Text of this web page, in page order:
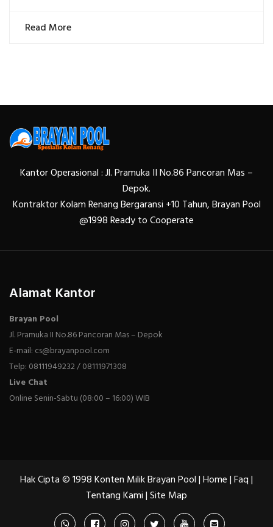
Read More
Kantor Operasional : Jl. Pramuka II No.86 Pancoran Mas –
Depok.
Kontraktor Kolam Renang Bergaransi +10 Tahun, Brayan Pool
@1998 Ready to Cooperate
Alamat Kantor
Brayan Pool
Jl. Pramuka II No.86 Pancoran Mas – Depok
E-mail: cs@brayanpool.com
Telp: 08111949232 / 08111971308
Live Chat
Online Senin-Sabtu (08:00 – 16:00) WIB
Hak Cipta © 1998 Konten Milik Brayan Pool |Home|Faq|
Tentang Kami|Site Map